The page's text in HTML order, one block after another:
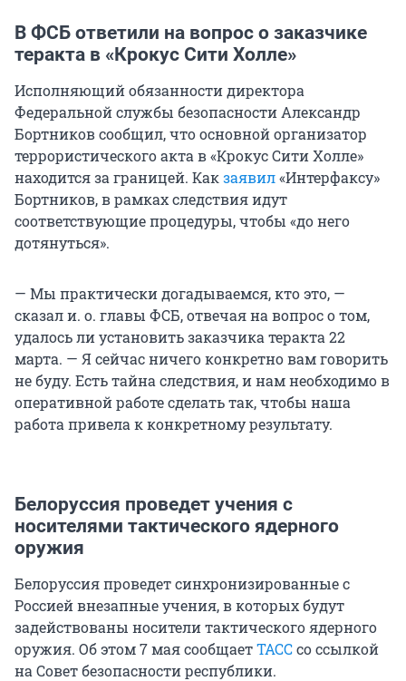
В ФСБ ответили на вопрос о заказчике
теракта в «Крокус Сити Холле»
Исполняющий обязанности директора
Федеральной службы безопасности Александр
Бортников сообщил, что основной организатор
террористического акта в «Крокус Сити Холле»
находится за границей. Какзаявил«Интерфаксу»
Бортников, в рамках следствия идут
соответствующие процедуры, чтобы «до него
дотянуться».
— Мы практически догадываемся, кто это, —
сказал и. о. главы ФСБ, отвечая на вопрос о том,
удалось ли установить заказчика теракта 22
марта. — Я сейчас ничего конкретно вам говорить
не буду. Есть тайна следствия, и нам необходимо в
оперативной работе сделать так, чтобы наша
работа привела к конкретному результату.
Белоруссия проведет учения с
носителями тактического ядерного
оружия
Белоруссия проведет синхронизированные с
Россией внезапные учения, в которых будут
задействованы носители тактического ядерного
оружия. Об этом 7 мая сообщаетТАССсо ссылкой
на Совет безопасности республики.